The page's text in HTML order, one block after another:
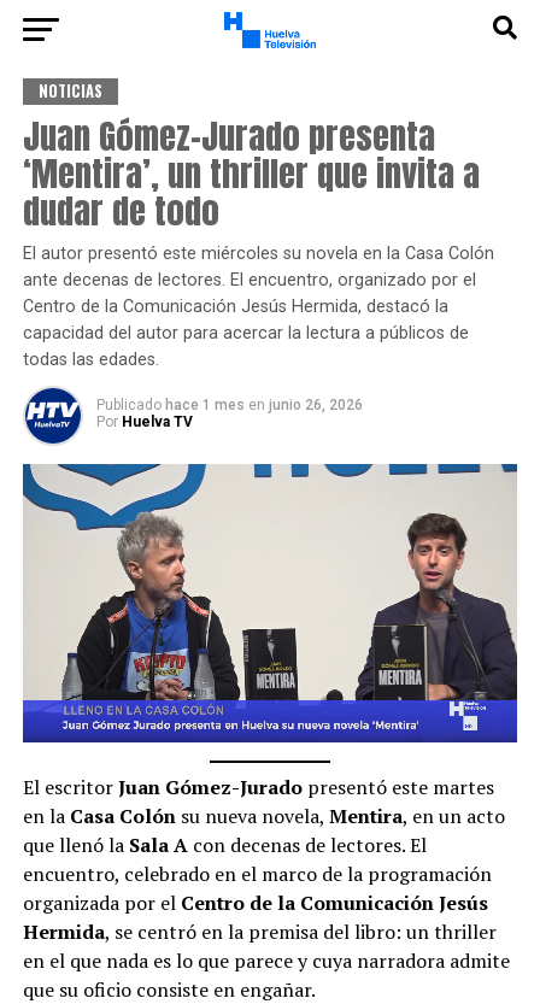
NOTICIAS
Juan Gómez-Jurado presenta
‘Mentira’, un thriller que invita a
dudar de todo
El autor presentó este miércoles su novela en la Casa Colón
ante decenas de lectores. El encuentro, organizado por el
Centro de la Comunicación Jesús Hermida, destacó la
capacidad del autor para acercar la lectura a públicos de
todas las edades.
Publicado hace 1 mes en junio 26, 2026
Por Huelva TV
El escritorJuan Gómez-Juradopresentó este martes
en la Casa Colónsu nueva novela, Mentira, en un acto
que llenó la Sala Acon decenas de lectores. El
encuentro, celebrado en el marco de la programación
organizada por el Centro de la Comunicación Jesús
Hermida, se centró en la premisa del libro: un thriller
en el que nada es lo que parece y cuya narradora admite
que su oficio consiste en engañar.